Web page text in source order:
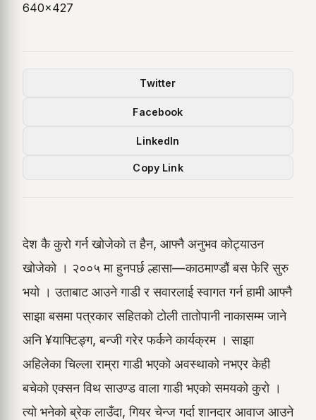
640x427
Twitter
Facebook
LinkedIn
Copy Link
देश कै कुरो गर्न खोजेको त हैन, आफ्नै अनुभव कोट्याउन
खोजेको । २००५ मा हुनपर्छ ल्हासा—काठमाण्डौं बस फेरि सुरु
भयो । उताबाट आउने गाडी र सवारलाई स्वागत गर्न हामी आफ्नै
साझा बसमा पत्रकार सहितको टोली तातोपानी नाकासम्म जाने
अनि ¥याफ्टिङ्ग, बन्जी गरेर फर्कने कार्यक्रम । साझा
अहिलेका चिल्ला राम्रा गाडी भएको अवस्थाको नभएर केही
बचेको एक्सन विथ साउण्ड वाला गाडी भएको समयको कुरो ।
त्यो भनेको ब्रेक लाउँदा, गियर चेन्ज गर्दा शानदार आवाज आउने